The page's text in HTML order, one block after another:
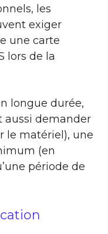
les
exiger
une carte
lors de la
longue durée,
aussi demander
le matériel), une
(en
période de